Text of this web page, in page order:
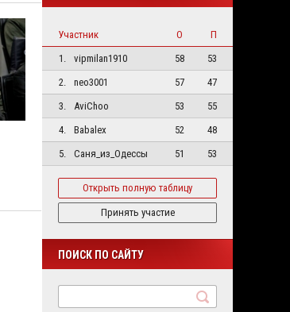
Участник О
П
1.
vipmilan1910 58
53
2.
neo3001 57
47
3.
AviChoo 53
55
4.
Babalex 52
48
5.
Саня_из_Одессы 51 53
Открыть полную таблицу
Принять участие
ПОИСК ПО САЙТУ